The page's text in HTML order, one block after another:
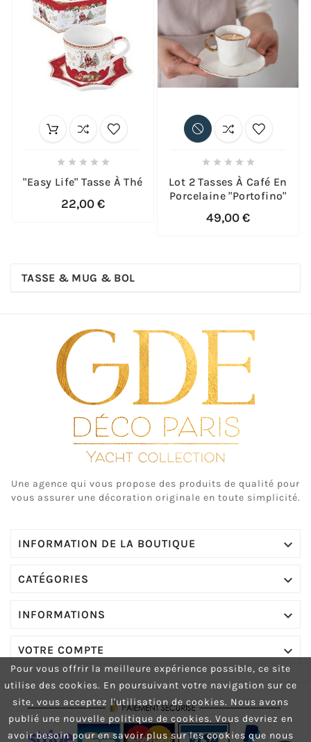
Pour vous offrir la meilleure expérience possible, ce site
utilise des cookies. En poursuivant votre navigation sur ce
site, vous acceptez l'utilisation de cookies. Nous avons
publié une nouvelle politique de cookies. Vous devriez en
avoir besoin pour en savoir plus sur les cookies que nous
    
"Easy Life" Tasse À Thé
22,00 €
    
Lot 2 Tasses À Café En
Porcelaine "portofino"
49,00 €
TASSE & MUG & BOL
Une agence qui vous propose des produits de qualité pour
vous assurer une décoration originale en toute simplicité.
INFORMATION DE LA BOUTIQUE 
CATÉGORIES 
INFORMATIONS 
VOTRE COMPTE 